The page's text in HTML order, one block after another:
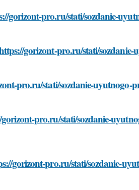
gorizont-pro.ru/stati/sozdanie-
gorizont-pro.ru/stati/
pro.ru/stati/sozdanie-uyutnogo-
pro.ru/stati/sozdanie-
gorizont-pro.ru/stati/sozdanie-